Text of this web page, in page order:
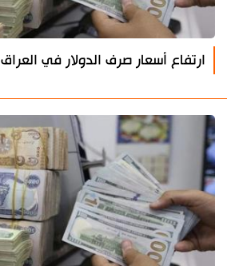
ارتفاع أسعار صرف الدولار في العراق